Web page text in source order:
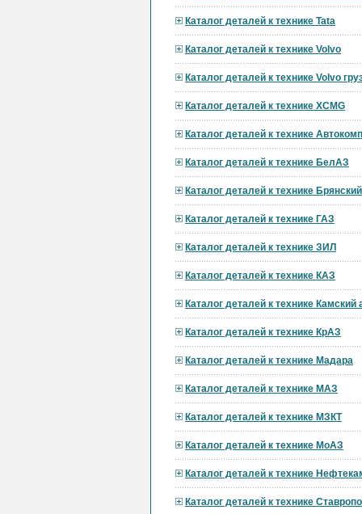
Каталог деталей к технике Tata
Каталог деталей к технике Volvo
Каталог деталей к технике Volvo
Каталог деталей к технике XCMG
Каталог деталей к технике
Каталог деталей к технике БелАЗ
Каталог деталей к технике
Каталог деталей к технике ГАЗ
Каталог деталей к технике ЗИЛ
Каталог деталей к технике КАЗ
Каталог деталей к технике Камский
Каталог деталей к технике КрАЗ
Каталог деталей к технике Мадара
Каталог деталей к технике МАЗ
Каталог деталей к технике МЗКТ
Каталог деталей к технике МоАЗ
Каталог деталей к технике
Каталог деталей к технике